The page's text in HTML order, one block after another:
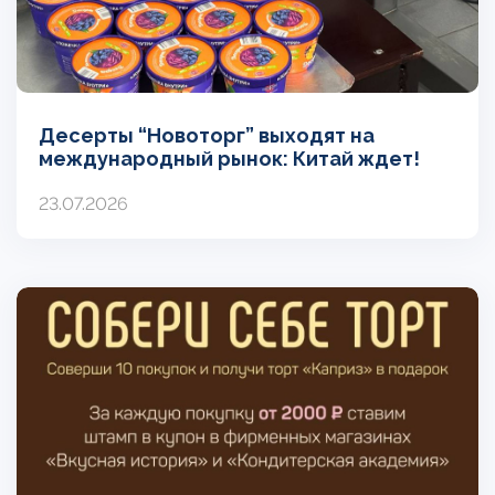
Десерты “Новоторг” выходят на
международный рынок: Китай ждет!
23.07.2026